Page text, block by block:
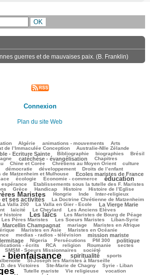
guerres et de mauvaises paix. (B. Franklin)
Connexion
Plan du site Web
Algérie animations - mouvements Arts
de l’Immaculée Conception
Australie-Nlle Zélande
- Ecriture Sainte Bibliographie biographies Brésil
catéchèse - évangélisation Chapitres
Chine et Corée Chrétiens au Moyen Orient culture
démocratie développement Droits de l’enfant
de Matzenheim et Mulhouse Ecoles maristes de France
écologie Economie - commerce éducation
espérance Etablissements sous la tutelle des F. Maristes
Grèce Handicap Histoire Histoire de l’Eglise
Maristes Hongrie Inde Inter-religieux
et ses activités La Doctrine Chrétienne de Matzenheim
La Valla 200 La Valla en Gier - Ecole La Vierge Marie
laïcité Le Cheylard Les Anciens Elèves
histoire
Les laïcs Les Maristes de Bourg de Péage
Les Pères Maristes Les Soeurs Maristes Liban-Syrie
Marcellin Champagnat mariage Maristes en Afrique
Maristes en Asie Maristes en Océanie
medias - radios - télévision mission mariste
Nigeria Persécutions PM 300 politique
- écrits RCA religion Roumanie sectes
SMSM - Soeurs Missionnaires société
bienfaisance spiritualité sports
St-Joseph les Maristes à Marseille
des Victoires
Ste-Marie de Chagny Syrie - Liban
Tutelle mariste Vie religieuse vocation